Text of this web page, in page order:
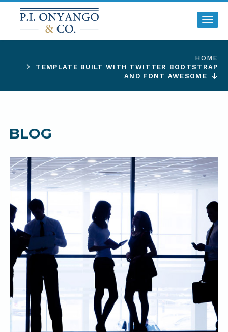
HOME
TEMPLATE BUILT WITH TWITTER BOOTSTRAP
AND FONT AWESOME
BLOG